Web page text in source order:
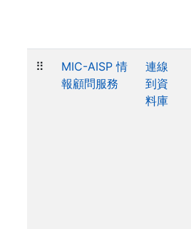
⠿
MIC-AISP 情
報顧問服務
連線
到資
料庫